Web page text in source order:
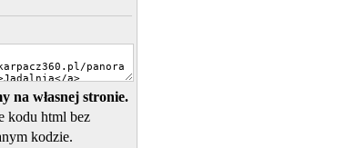
na własnej stronie.
kodu html bez
kodzie.